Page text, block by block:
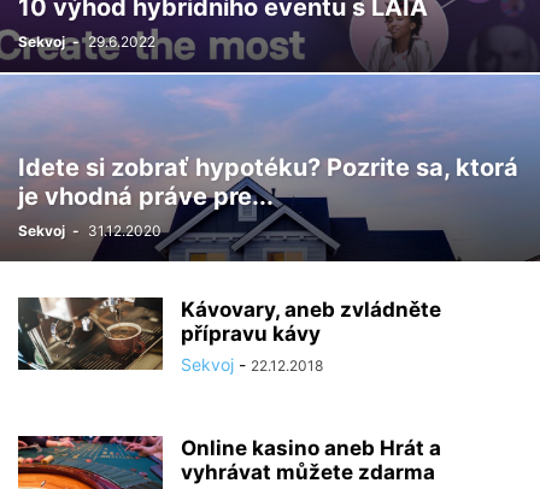
10 výhod hybridního eventu s LAIA
Sekvoj - 29.6.2022
Idete si zobrať hypotéku? Pozrite sa, ktorá
je vhodná práve pre...
Sekvoj - 31.12.2020
Kávovary, aneb zvládněte
přípravu kávy
Sekvoj - 22.12.2018
Online kasino aneb Hrát a
vyhrávat můžete zdarma